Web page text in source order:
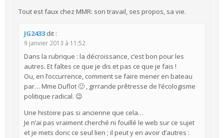
Tout est faux chez MMR: son travail, ses propos, sa vie.
JG2433 dit :
9 janvier 2013 à 11:52
Dans la rubrique : la décroissance, c’est bon pour les
autres. Et faîtes ce que je dis et pas ce que je fais !
Ou, en l’occurrence, comment se faire mener en bateau
par… Mme Duflot 🙂 , grrrande prêtresse de l’écologisme
politique radical. 😉
Une histoire pas si ancienne que cela…
Je n’ai pas vraiment cherché ni fouillé le web sur ce sujet
et je mets donc ce seul lien ; il peut y en avoir d’autres :